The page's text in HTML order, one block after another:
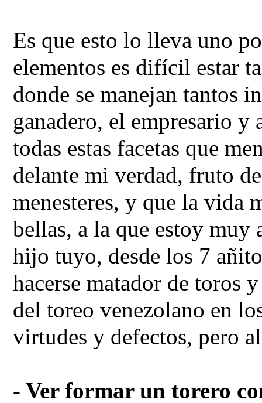
Es que esto lo lleva uno
elementos es difícil estar
donde se manejan tantos
ganadero, el empresario y
todas estas facetas que
delante mi verdad, fruto
menesteres, y que la vida
bellas, a la que estoy muy
hijo tuyo, desde los 7
hacerse matador de toros
del toreo venezolano en
virtudes y defectos, pero
- Ver formar un torero